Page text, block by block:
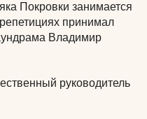
Покровки занимается
принимал
Владимир
руководитель